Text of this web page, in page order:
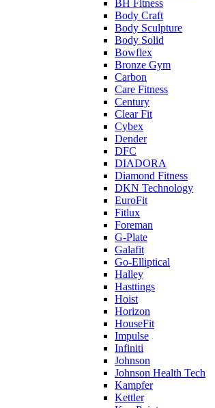
BH Fitness
Body Craft
Body Sculpture
Body Solid
Bowflex
Bronze Gym
Carbon
Care Fitness
Century
Clear Fit
Cybex
Dender
DFC
DIADORA
Diamond Fitness
DKN Technology
EuroFit
Fitlux
Foreman
G-Plate
Galafit
Go-Elliptical
Halley
Hasttings
Hoist
Horizon
HouseFit
Impulse
Infiniti
Johnson
Johnson Health Tech
Kampfer
Kettler